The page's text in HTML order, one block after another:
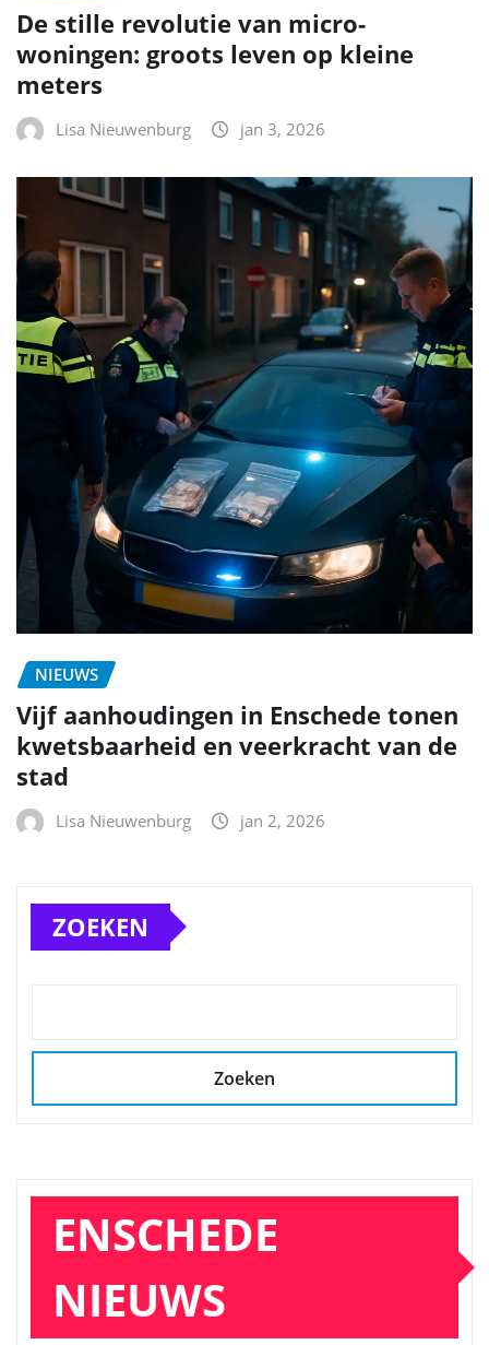
De stille revolutie van micro-
woningen: groots leven op kleine
meters
Lisa Nieuwenburg jan 3, 2026
NIEUWS
Vijf aanhoudingen in Enschede tonen
kwetsbaarheid en veerkracht van de
stad
Lisa Nieuwenburg jan 2, 2026
ZOEKEN
Zoeken
ENSCHEDE
NIEUWS